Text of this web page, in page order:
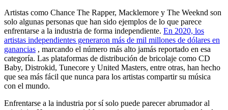
Artistas como Chance The Rapper, Macklemore y The Weeknd son
solo algunas personas que han sido ejemplos de lo que parece
enfrentarse a la industria de forma independiente. En 2020, los
artistas independientes generaron más de mil millones de dólares en
ganancias , marcando el número más alto jamás reportado en esa
categoría. Las plataformas de distribución de bricolaje como CD
Baby, Distrokid, Tunecore y United Masters, entre otras, han hecho
que sea más fácil que nunca para los artistas compartir su música
con el mundo.
Enfrentarse a la industria por sí solo puede parecer abrumador al